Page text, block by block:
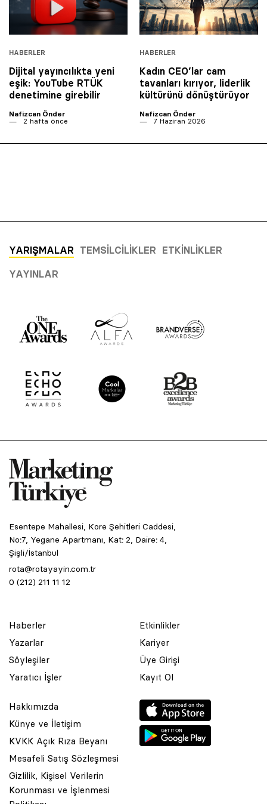
HABERLER
Dijital yayıncılıkta yeni
eşik: YouTube RTÜK
denetimine girebilir
Nafizcan Önder
2 hafta önce
HABERLER
Kadın CEO’lar cam
tavanları kırıyor, liderlik
kültürünü dönüştürüyor
Nafizcan Önder
7 Haziran 2026
YARIŞMALAR TEMSILCILIKLER ETKINLIKLER
YAYINLAR
Esentepe Mahallesi, Kore Şehitleri Caddesi,
No:7, Yegane Apartmanı, Kat: 2, Daire: 4,
Şişli/İstanbul
rota@rotayayin.com.tr
0 (212) 211 11 12
Haberler
Yazarlar
Söyleşiler
Yaratıcı İşler
Etkinlikler
Kariyer
Üye Girişi
Kayıt Ol
Hakkımızda
Künye ve İletişim
KVKK Açık Rıza Beyanı
Mesafeli Satış Sözleşmesi
Gizlilik, Kişisel Verilerin
Korunması ve İşlenmesi
© 2001 Rota Yayın Yapım Tanıtım Tic. Ltd. Şti. Bu Sitede Bulunan